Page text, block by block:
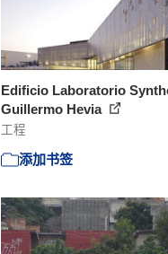
Edificio Laboratorio
Guillermo Hevia
工程
添加书签